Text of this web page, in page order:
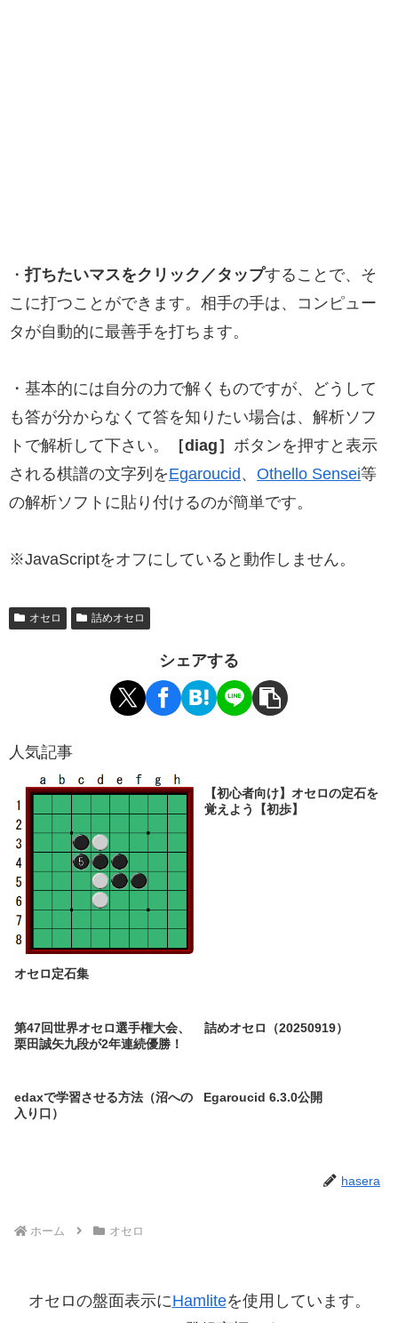
・打ちたいマスをクリック／タップすることで、そ
こに打つことができます。相手の手は、コンピュー
タが自動的に最善手を打ちます。
・基本的には自分の力で解くものですが、どうして
も答が分からなくて答を知りたい場合は、解析ソフ
トで解析して下さい。
［diag］ ボタンを押すと表示
される棋譜の文字列をEgaroucid、 Othello Sensei等
の解析ソフトに貼り付けるのが簡単です。
※JavaScriptをオフにしていると動作しません。
オセロ 詰めオセロ
シェアする
人気記事
オセロ定石集
【初心者向け】オセロの定石を
覚えよう【初歩】
第47回世界オセロ選手権大会、
栗田誠矢九段が2年連続優勝！
詰めオセロ（20250919）
edaxで学習させる方法（沼への
入り口）
Egaroucid 6.3.0公開
hasera
ホーム オセロ
オセロの盤面表示にHamliteを使用しています。